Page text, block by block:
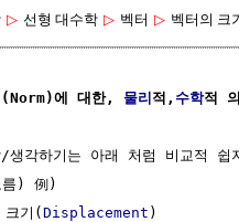
▷ 선형 대수학 ▷ 벡터 ▷ 벡터의 크
에 대한, 물리적, 수학적
생각하기는 아래 처럼 비교적 쉽
름) 例)
크기(Displacement )